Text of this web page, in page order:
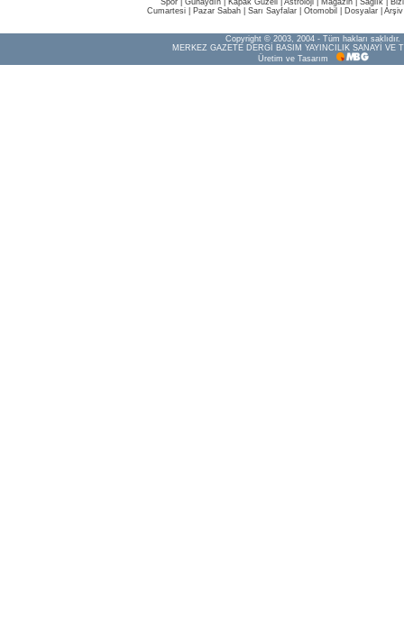
Spor
Günaydın Kapak Güzeli Astroloji Magazin Sağlık
Cumartesi
Pazar Sabah Sarı Sayfalar Otomobil Dosyalar Arşiv
Copyright © 2003, 2004 - Tüm hakları saklıdır.
MERKEZ GAZETE DERGİ BASIM YAYINCILIK SANAYİ VE
Üretim ve Tasarım